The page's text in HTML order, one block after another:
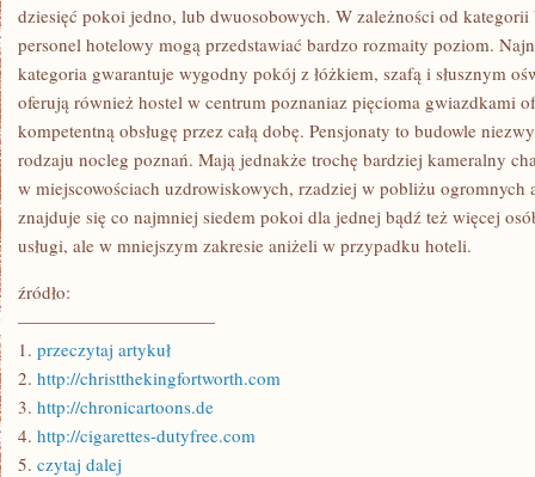
dziesięć pokoi jedno, lub dwuosobowych. W zależności od
personel hotelowy mogą przedstawiać bardzo rozmaity poziom.
kategoria gwarantuje wygodny pokój z łóżkiem, szafą i słusznym
oferują również hostel w centrum poznaniaz pięcioma gwiazdkami
kompetentną obsługę przez całą dobę. Pensjonaty to budowle
rodzaju nocleg poznań. Mają jednakże trochę bardziej kameralny
w miejscowościach uzdrowiskowych, rzadziej w pobliżu ogromnych
znajduje się co najmniej siedem pokoi dla jednej bądź też więcej
usługi, ale w mniejszym zakresie aniżeli w przypadku hoteli.
źródło:
———————————
1. przeczytaj artykuł
2. http://christthekingfortworth.com
3. http://chronicartoons.de
4. http://cigarettes-dutyfree.com
5. czytaj dalej